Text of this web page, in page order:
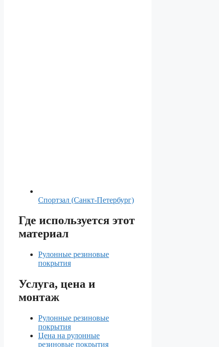
Спортзал (Санкт-Петербург)
Где используется этот
материал
Рулонные резиновые
покрытия
Услуга, цена и
монтаж
Рулонные резиновые
покрытия
Цена на рулонные
резиновые покрытия